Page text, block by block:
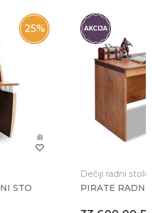
25%
STO
Dečiji radni
PIRATE RADNI